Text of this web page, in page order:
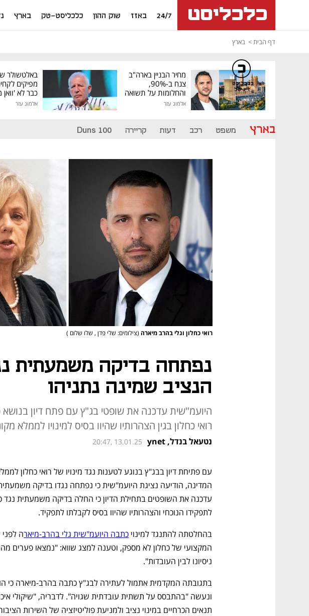
24/7 באזז שוק ההון כלכליסט-טק בארץ
דף הבית בארץ
מחיר הבניין בארה"ב
צנח ב-90%,
והחלומות על תשואה
גבוהה התנפצו
אלמוג עזר
באלטשולר
מפיקים
כבר לא 'וואן
של גילעד"
אלמוג עזר
בארץ משפט רכב דעות קריירה Duns 100
רואי כחלון וגלי בהרב מיארה (צילומים: שלי פדן , שלו שלום )
כלכליסט
דיגיטל
נפתחה בדיקה משמעתית
הנציב שמינה נתניהו
היועמ"שית עדכנה את שופטי בג"ץ עם פתח דיון
רואי כחלון בגין הצהרותיו שהיוו בסיס למינויו לממלא
נטעאל בנדל, ynet 20:47, 13.01.25
לתפקידו הנוכחי והצהרותיו שהיוו בסיס לקבלתו לתפקיד.
בהחלטתה להתנגד למינוי כתבה היועמ"שית גלי בהרב-מיאר
ניסיונו לבין העובדות".
תנאים הכרחיים במינוי נציב ולמניעת פוליטיזציה של השירות